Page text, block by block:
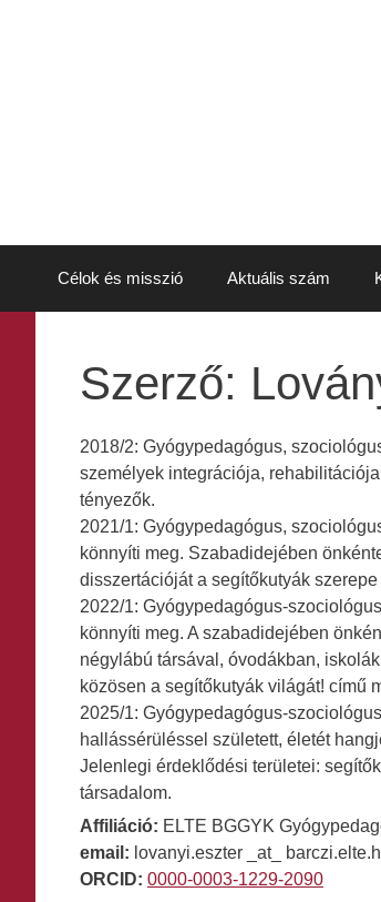
Célok és misszió Aktuális szám
Szerző:
2018/2: Gyógypedagógus,
személyek integrációja,
tényezők.
2021/1: Gyógypedagógus,
könnyíti meg. Szabadidejében
disszertációját a segítőkutyák
2022/1: Gyógypedagógus-
könnyíti meg. A szabadidejében
négylábú társával, óvodákban,
közösen a segítőkutyák világát! című
2025/1: Gyógypedagógus-
hallássérüléssel született, életét
Jelenlegi érdeklődési területei:
társadalom.
Affiliáció: ELTE BGGYK
email: lovanyi.eszter _at_
ORCID: 0000-0003-1229-2090